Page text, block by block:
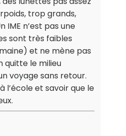
trop grands,
IME n’est pas une
sont très faibles
et ne mène pas
quitte le milieu
voyage sans retour.
l’école et savoir que le